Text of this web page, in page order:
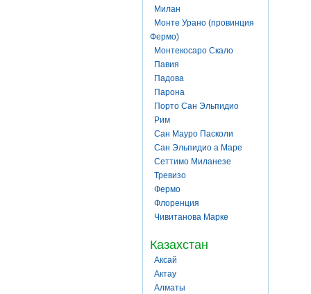
Милан
Монте Урано (провинция
Фермо)
Монтекосаро Скало
Павия
Падова
Парона
Порто Сан Эльпидио
Рим
Сан Мауро Пасколи
Сан Эльпидио а Маре
Сеттимо Миланезе
Тревизо
Фермо
Флоренция
Чивитанова Марке
Казахстан
Аксай
Актау
Алматы